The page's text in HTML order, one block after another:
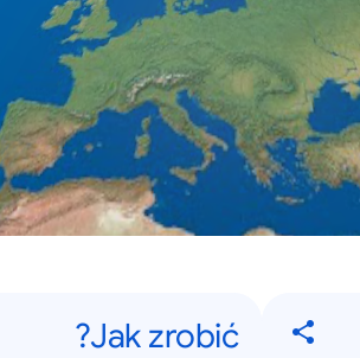
Jak zrobić?